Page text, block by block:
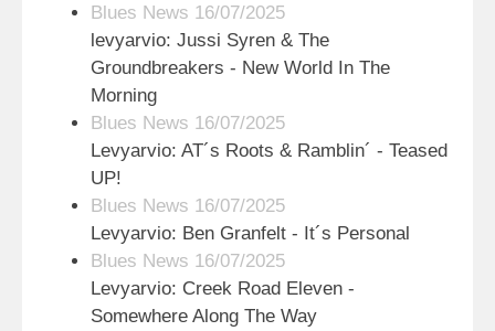
Blues News 16/07/2025
levyarvio: Jussi Syren & The
Groundbreakers - New World In The
Morning
Blues News 16/07/2025
Levyarvio: AT´s Roots & Ramblin´ - Teased
UP!
Blues News 16/07/2025
Levyarvio: Ben Granfelt - It´s Personal
Blues News 16/07/2025
Levyarvio: Creek Road Eleven -
Somewhere Along The Way